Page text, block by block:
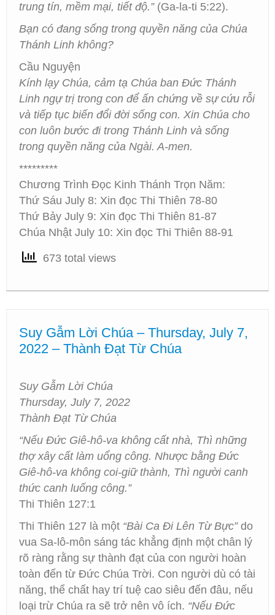
trung tín, mềm mại, tiết độ.”(Ga-la-ti 5:22).
Bạn có đang sống trong quyền năng của Chúa
Thánh Linh không?
Cầu Nguyện
Kính lạy Chúa, cảm tạ Chúa ban Đức Thánh
Linh ngự trị trong con để ấn chứng về sự cứu rỗi
và tiếp tục biến đổi đời sống con. Xin Chúa cho
con luôn bước đi trong Thánh Linh và sống
trong quyền năng của Ngài. A-men.
*********
Chương Trình Đọc Kinh Thánh Trọn Năm:
Thứ Sáu July 8: Xin đọc Thi Thiên 78-80
Thứ Bảy July 9: Xin đọc Thi Thiên 81-87
Chúa Nhật July 10: Xin đọc Thi Thiên 88-91
673 total views
Suy Gẫm Lời Chúa – Thursday, July 7,
2022 – Thành Đạt Từ Chúa
Suy Gẫm Lời Chúa
Thursday, July 7, 2022
Thành Đạt Từ Chúa
“Nếu Đức Giê-hô-va không cất nhà, Thì những
thợ xây cất làm uổng công. Nhược bằng Đức
Giê-hô-va không coi-giữ thành, Thì người canh
thức canh luống công.”
Thi Thiên 127:1
Thi Thiên 127 là một “Bài Ca Đi Lên Từ Bực”do
vua Sa-lô-môn sáng tác khẳng định một chân lý
rõ ràng rằng sự thành đạt của con người hoàn
toàn đến từ Đức Chúa Trời. Con người dù có tài
năng, thể chất hay trí tuệ cao siêu đến đâu, nếu
loại trừ Chúa ra sẽ trở nên vô ích. “Nếu Đức